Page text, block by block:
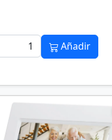
Añadir